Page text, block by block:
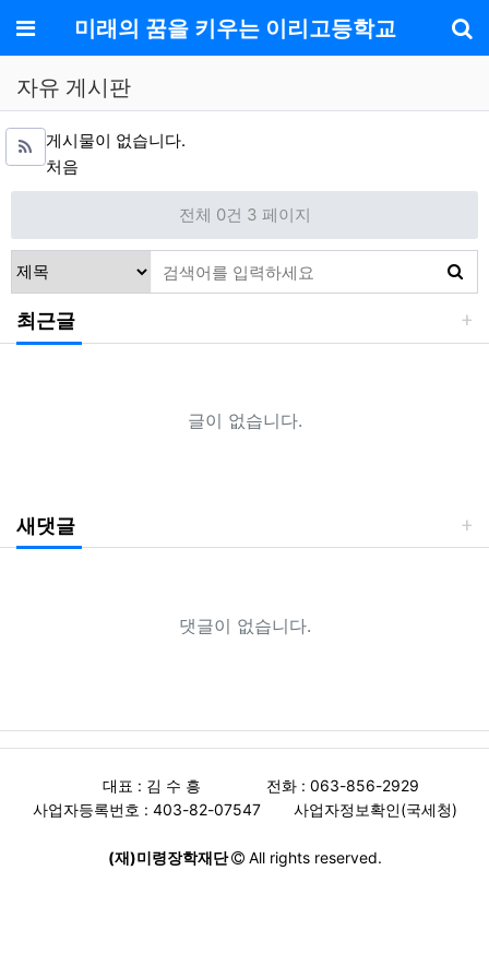
메뉴미래의 꿈을 키우는 이리고등학교
자유 게시판
게시물이 없습니다.
처음
전체 0건 3 페이지
최근글
글이 없습니다.
새댓글
댓글이 없습니다.
대표 : 김 수 흥
전화 : 063-856-2929
사업자등록번호 : 403-82-07547
사업자정보확인(국세청)
(재)미령장학재단 All rights reserved.